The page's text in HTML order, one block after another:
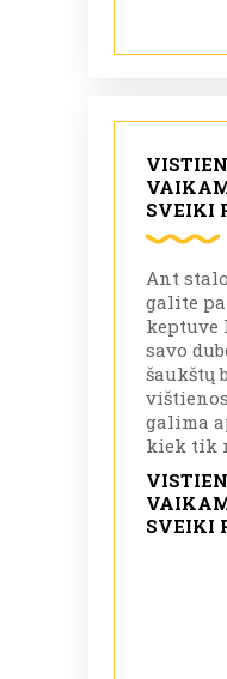
SVEIKI
Ant
galite
savo
šaukštų
galima
kiek tik
SVEIKI